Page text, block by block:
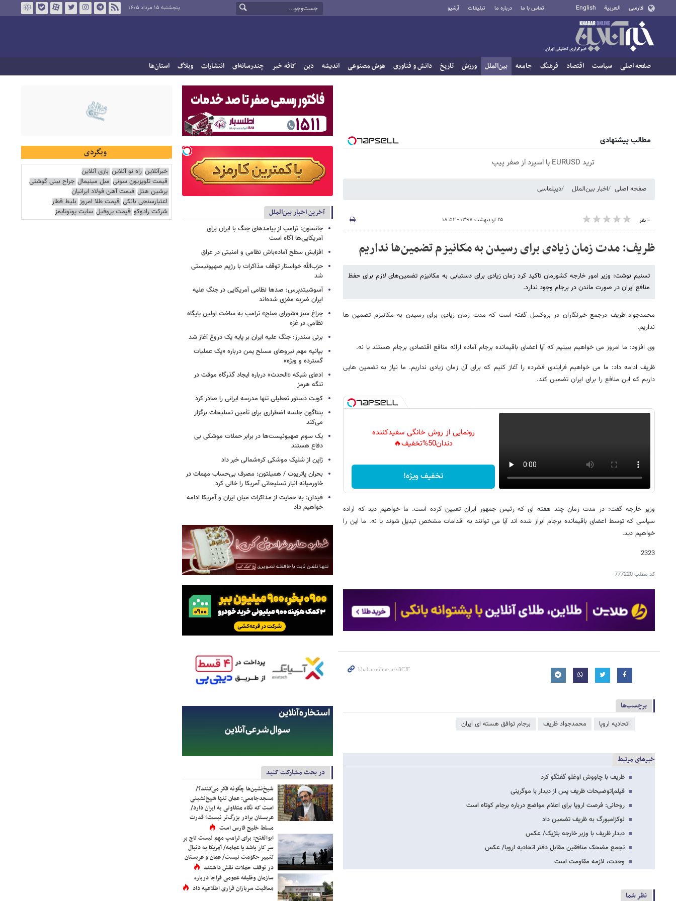
فارسی العربية English تماس با ما درباره ما تبلیغات آرشیو پنجشنبه ۱۵ مرداد ۱۴۰۵
صفحه اصلی سیاست اقتصاد فرهنگ جامعه بین‌الملل ورزش تاریخ دانش و فناوری هوش مصنوعی اندیشه دین کافه خبر چندرسانه‌ای انتشارات وبلاگ استان‌ها
مطالب پیشنهادی
ترید EURUSD با اسپرد از صفر پیپ
صفحه اصلی اخبار بین‌الملل دیپلماسی
۰ نفر ۲۵ اردیبهشت ۱۳۹۷ - ۱۸:۵۲
ظریف: مدت زمان زیادی برای رسیدن به مکانیزم تضمین‌ها نداریم
تسنیم نوشت: وزیر امور خارجه کشورمان تاکید کرد زمان زیادی برای دستیابی به مکانیزم تضمین‌های لازم برای حفظ
منافع ایران در صورت ماندن در برجام وجود ندارد.
محمدجواد ظریف درجمع خبرنگاران در بروکسل گفته است که مدت زمان زیادی برای رسیدن به مکانیزم تضمین ها
نداریم.
وی افزود: ما امروز می خواهیم ببینیم که آیا اعضای باقیمانده برجام آماده ارائه منافع اقتصادی برجام هستند یا نه.
ظریف ادامه داد: ما می خواهیم فرایندی فشرده را آغاز کنیم که برای آن زمان زیادی نداریم. ما نیاز به تضمین هایی
داریم که این منافع را برای ایران تضمین کند.
رونمایی از روش خانگی سفیدکننده
دندان50%تخفیف🔥
تخفیف ویژه!
وزیر خارجه گفت: در مدت زمان چند هفته ای که رئیس جمهور ایران تعیین کرده است. ما خواهیم دید که اراده
سیاسی که توسط اعضای باقیمانده برجام ابراز شده اند آیا می توانند به اقدامات مشخص تبدیل شوند یا نه. ما این را
خواهیم دید.
2323
کد مطلب777220
برچسب‌ها
اتحادیه اروپا محمدجواد ظریف برجام توافق هسته ای ایران
خبرهای مرتبط
ظریف با چاووش اوغلو گفتگو کرد
فیلم|توضیحات ظریف پس از دیدار با موگرینی
روحانی: فرصت اروپا برای اعلام مواضع درباره برجام کوتاه است
لوکزامبورگ به ظریف تضمین داد
دیدار ظریف با وزیر خارجه بلژیک/ عکس
تجمع مضحک منافقین مقابل دفتر اتحادیه اروپا/ عکس
وحدت، لازمه مقاومت است
نظر شما
آخرین اخبار بین‌الملل
جانسون: ترامپ از پیامدهای جنگ با ایران برای
آمریکایی‌ها آگاه است
افزایش سطح آماده‌باش نظامی و امنیتی در عراق
حزب‌الله خواستار توقف مذاکرات با رژیم صهیونیستی
شد
آسوشیتدپرس: صدها نظامی آمریکایی در جنگ علیه
ایران ضربه مغزی شده‌اند
چراغ سبز «شورای صلح» ترامپ به ساخت اولین پایگاه
نظامی در غزه
برنی سندرز: جنگ علیه ایران بر پایه یک دروغ آغاز شد
بیانیه مهم نیروهای مسلح یمن درباره «یک عملیات
گسترده و ویژه»
ادعای شبکه «الحدث» درباره ایجاد گذرگاه موقت در
تنگه هرمز
کویت دستور تعطیلی تنها مدرسه ایرانی را صادر کرد
پنتاگون جلسه اضطراری برای تأمین تسلیحات برگزار
می‌کند
یک‌ سوم صهیونیست‌ها در برابر حملات موشکی بی
دفاع هستند
ژاپن از شلیک موشکی کره‌شمالی خبر داد
بحران پاتریوت / همیلتون: مصرف بی‌حساب مهمات در
خاورمیانه انبار تسلیحاتی آمریکا را خالی کرد
فیدان: به حمایت از مذاکرات میان ایران و آمریکا ادامه
خواهیم داد
در بحث مشارکت کنید
شیخ‌نشین‌ها چگونه فکر می‌کنند؟/
مسجدجامعی: عمان تنها شیخ‌نشینی
است که نگاه متفاوتی به ایران دارد/
عربستان برادر بزرگ‌تر نیست؛ قدرت
مسلط خلیج فارس است
ابوالفتح: برای ترامپ مهم نیست تاج بر
سر کار باشد یا عمامه/ آمریکا به دنبال
تغییر حکومت نیست/ عمان و عربستان
در توقف حملات نقش داشتند
سازمان وظیفه عمومی فراجا درباره
معافیت سربازان فراری اطلاعیه داد
وبگردی
خبرآنلاین راه نو آنلاین بازی آنلاین
قیمت تلویزیون سونی مبل مینیمال جراح بینی گوشتی
پرشین هتل قیمت آهن فولاد ایرانیان
اعتبارسنجی بانکی قیمت طلا امروز بلیط قطار
شرکت رادوکو قیمت پروفیل سایت یوتوتایمز